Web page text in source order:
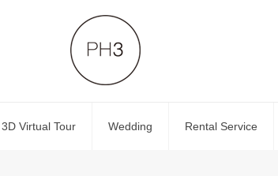
3D Virtual Tour Wedding Rental Service